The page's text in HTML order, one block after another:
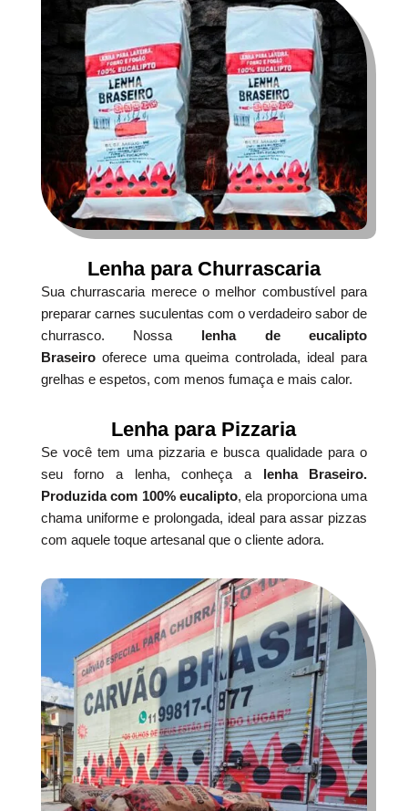
Lenha para Churrascaria
Sua churrascaria merece o melhor combustível para
preparar carnes suculentas com o verdadeiro sabor de
churrasco. Nossa lenha de eucalipto
Braseirooferece uma queima controlada, ideal para
grelhas e espetos, com menos fumaça e mais calor.
Lenha para Pizzaria
Se você tem uma pizzaria e busca qualidade para o
seu forno a lenha, conheça a lenha Braseiro.
Produzida com 100% eucalipto, ela proporciona uma
chama uniforme e prolongada, ideal para assar pizzas
com aquele toque artesanal que o cliente adora.